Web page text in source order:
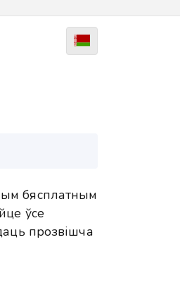
бясплатным
ўсе
прозвішча